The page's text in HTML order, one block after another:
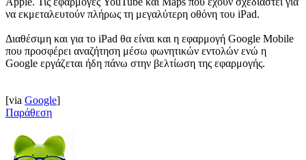
να εκμεταλευτούν πλήρως τη μεγαλύτερη οθόνη του iPad.
Διαθέσιμη και για το iPad θα είναι και η εφαρμογή Google Mobile
που προσφέρει αναζήτηση μέσω φωνητικών εντολών ενώ η
Google εργάζεται ήδη πάνω στην βελτίωση της εφαρμογής.
[via Google]
Παράθεση